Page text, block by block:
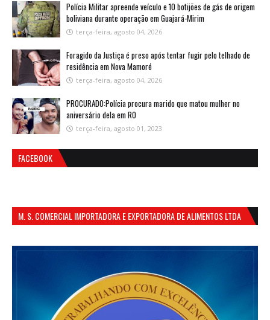
Polícia Militar apreende veículo e 10 botijões de gás de origem
boliviana durante operação em Guajará-Mirim
terça-feira, agosto 04, 2026
Foragido da Justiça é preso após tentar fugir pelo telhado de
residência em Nova Mamoré
terça-feira, agosto 04, 2026
PROCURADO:Polícia procura marido que matou mulher no
aniversário dela em RO
terça-feira, agosto 01, 2023
FACEBOOK
M. S. COMERCIAL IMPORTADORA E EXPORTADORA DE ALIMENTOS LTDA